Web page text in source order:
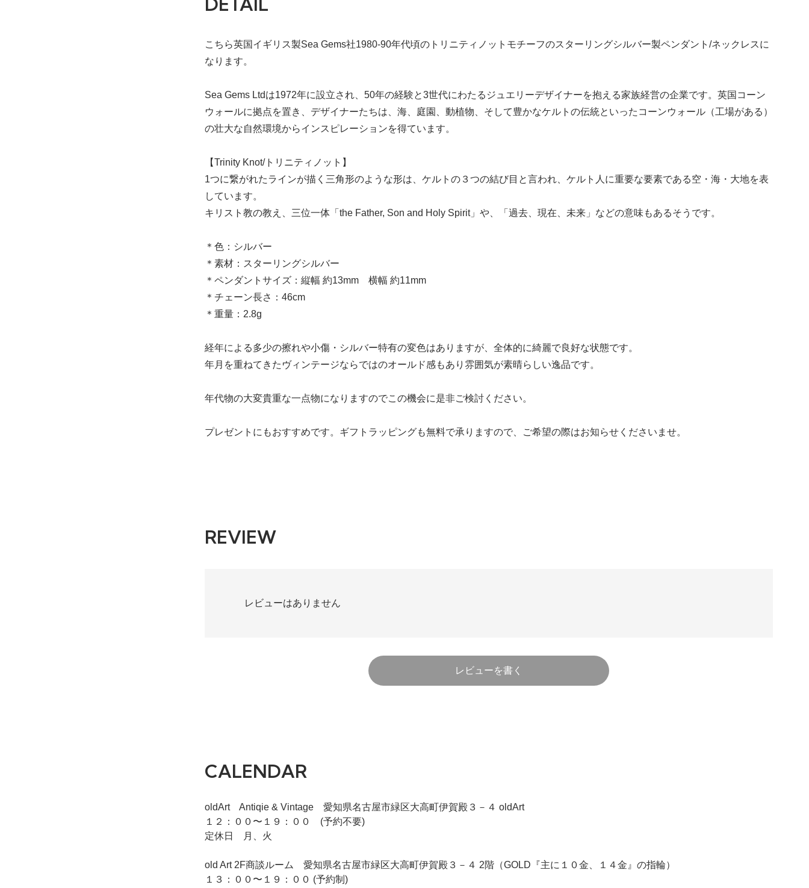
こちら英国イギリス製Sea Gems社1980-90年代頃のトリニティノットモチーフのスターリングシルバー製ペンダント/ネックレスに
なります。
Sea Gems Ltdは1972年に設立され、50年の経験と3世代にわたるジュエリーデザイナーを抱える家族経営の企業です。英国コーン
ウォールに拠点を置き、デザイナーたちは、海、庭園、動植物、そして豊かなケルトの伝統といったコーンウォール（工場がある）
の壮大な自然環境からインスピレーションを得ています。
【Trinity Knot/トリニティノット】
1つに繋がれたラインが描く三角形のような形は、ケルトの３つの結び目と言われ、ケルト人に重要な要素である空・海・大地を表
しています。
キリスト教の教え、三位一体「the Father, Son and Holy Spirit」や、「過去、現在、未来」などの意味もあるそうです。
＊色：シルバー
＊素材：スターリングシルバー
＊ペンダントサイズ：縦幅 約13mm 横幅 約11mm
＊チェーン長さ：46cm
＊重量：2.8g
経年による多少の擦れや小傷・シルバー特有の変色はありますが、全体的に綺麗で良好な状態です。
年月を重ねてきたヴィンテージならではのオールド感もあり雰囲気が素晴らしい逸品です。
年代物の大変貴重な一点物になりますのでこの機会に是非ご検討ください。
プレゼントにもおすすめです。ギフトラッピングも無料で承りますので、ご希望の際はお知らせくださいませ。
REVIEW
レビューはありません
レビューを書く
CALENDAR
oldArt Antiqie & Vintage 愛知県名古屋市緑区大高町伊賀殿３－４ oldArt
１２：００〜１９：００ (予約不要)
定休日 月、火
old Art 2F商談ルーム 愛知県名古屋市緑区大高町伊賀殿３－４ 2階（GOLD『主に１０金、１４金』の指輪）
１３：００〜１９：００ (予約制)